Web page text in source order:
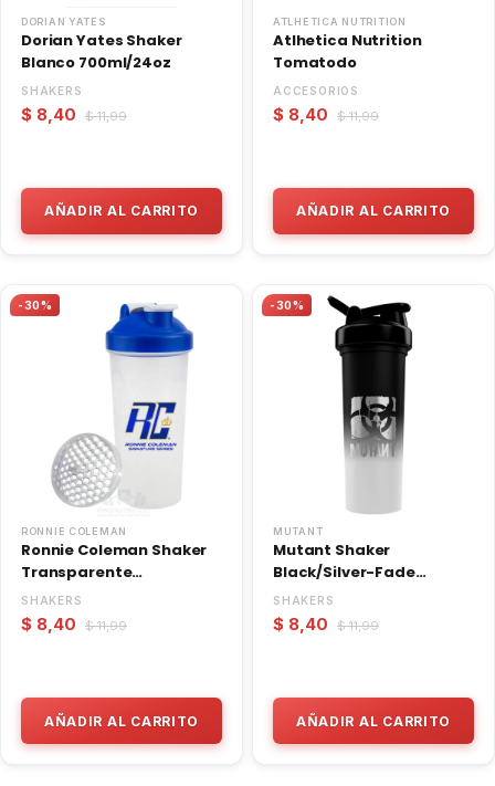
DORIAN YATES
Dorian Yates Shaker
Blanco 700ml/24oz
SHAKERS
$ 8,40 $ 11,99
AÑADIR AL CARRITO
ATLHETICA NUTRITION
Atlhetica Nutrition
Tomatodo
ACCESORIOS
$ 8,40 $ 11,99
AÑADIR AL CARRITO
-30%
RONNIE COLEMAN
Ronnie Coleman Shaker
Transparente
600ml/20oz
SHAKERS
$ 8,40 $ 11,99
AÑADIR AL CARRITO
-30%
MUTANT
Mutant Shaker
Black/Silver-Fade
700ml/26oz
SHAKERS
$ 8,40 $ 11,99
AÑADIR AL CARRITO